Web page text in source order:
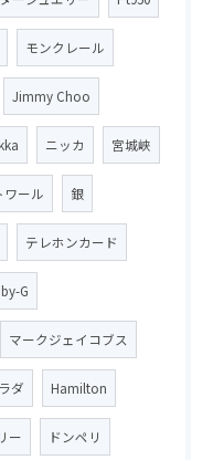
モンクレール
Jimmy Choo
ニッカ 宮城峡
ール 銀
テレホンカード
G
マークジェイコブス
ダ Hamilton
ー ドンペリ